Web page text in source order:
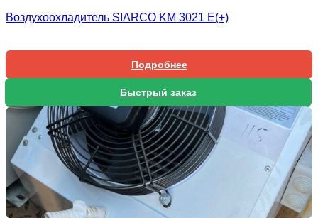
Воздухоохладитель SIARCO KM 3021 E(+)
Подробнее
Быстрый заказ